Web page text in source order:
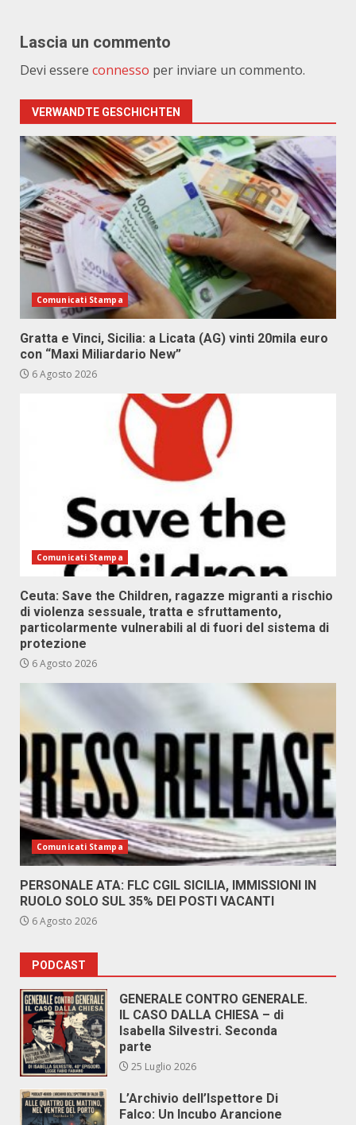
Lascia un commento
Devi essere connesso per inviare un commento.
VERWANDTE GESCHICHTEN
Comunicati Stampa
Gratta e Vinci, Sicilia: a Licata (AG) vinti 20mila euro
con “Maxi Miliardario New”
6 Agosto 2026
Comunicati Stampa
Ceuta: Save the Children, ragazze migranti a rischio
di violenza sessuale, tratta e sfruttamento,
particolarmente vulnerabili al di fuori del sistema di
protezione
6 Agosto 2026
Comunicati Stampa
PERSONALE ATA: FLC CGIL SICILIA, IMMISSIONI IN
RUOLO SOLO SUL 35% DEI POSTI VACANTI
6 Agosto 2026
PODCAST
GENERALE CONTRO GENERALE.
IL CASO DALLA CHIESA – di
Isabella Silvestri. Seconda
parte
25 Luglio 2026
L’Archivio dell’Ispettore Di
Falco: Un Incubo Arancione